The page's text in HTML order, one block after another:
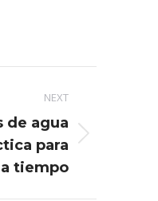
NEXT
de agua
para
tiempo